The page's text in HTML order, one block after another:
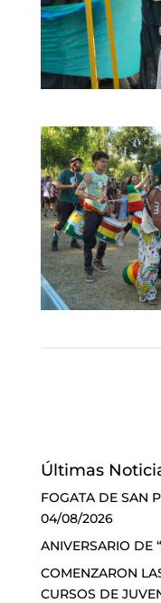
Últimas
FOGATA DE SAN
04/08/2026
ANIVERSARIO DE
COMENZARON
CURSOS DE